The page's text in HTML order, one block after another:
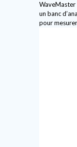
WaveMaster
un banc
pour